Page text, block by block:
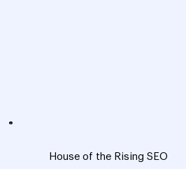
House of the Rising SEO